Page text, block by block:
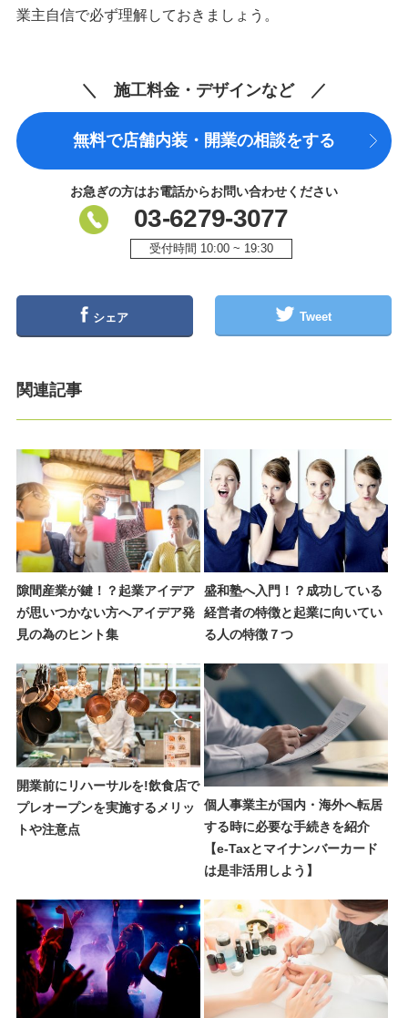
業主自信で必ず理解しておきましょう。
＼ 施工料金・デザインなど ／
無料で店舗内装・開業の相談をする
お急ぎの方はお電話からお問い合わせください
03-6279-3077
受付時間 10:00 ~ 19:30
シェア Tweet
関連記事
隙間産業が鍵！？起業アイデア
が思いつかない方へアイデア発
見の為のヒント集
盛和塾へ入門！？成功している
経営者の特徴と起業に向いてい
る人の特徴７つ
開業前にリハーサルを!飲食店で
プレオープンを実施するメリッ
トや注意点
個人事業主が国内・海外へ転居
する時に必要な手続きを紹介
【e-Taxとマイナンバーカード
は是非活用しよう】